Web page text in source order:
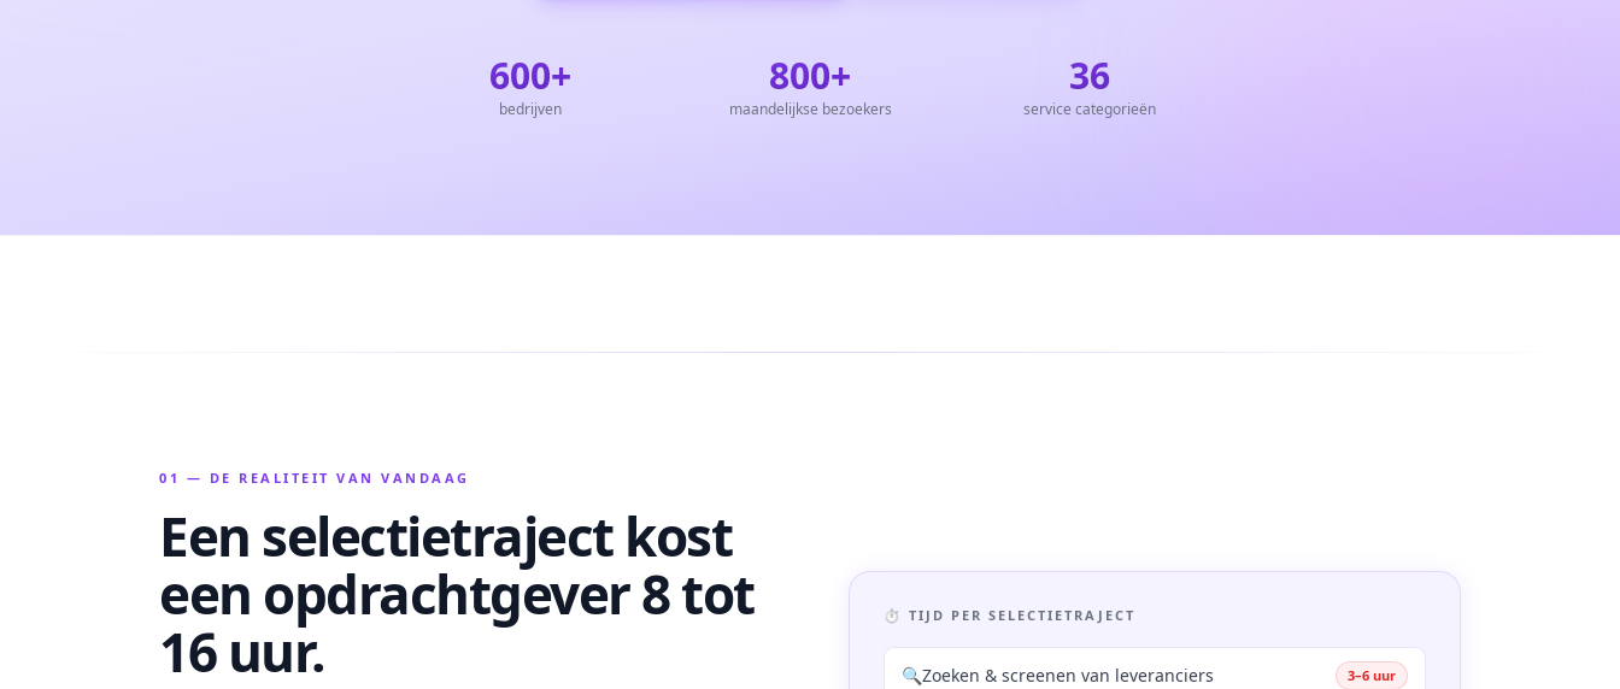
600+
bedrijven
800+
maandelijkse bezoekers
36
service categorieën
01 — DE REALITEIT VAN VANDAAG
Een selectietraject kost
een opdrachtgever 8 tot
16 uur.
⏱ TIJD PER SELECTIETRAJECT
🔍Zoeken & screenen van leveranciers 3–6 uur